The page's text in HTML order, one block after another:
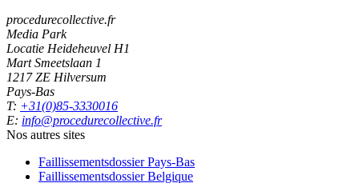
procedurecollective.fr
Media Park
Locatie Heideheuvel H1
Mart Smeetslaan 1
1217 ZE Hilversum
Pays-Bas
T: +31(0)85-3330016
E: info@procedurecollective.fr
Nos autres sites
Faillissementsdossier Pays-Bas
Faillissementsdossier Belgique